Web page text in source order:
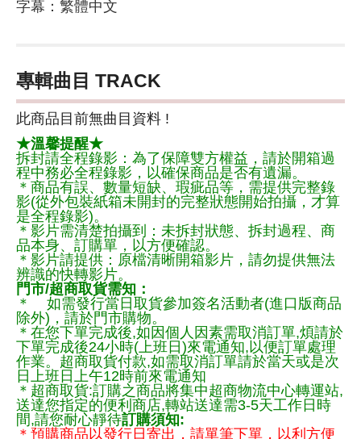
字幕：繁體中文
專輯曲目 TRACK
此商品目前無曲目資料 !
★溫馨提醒★
拆封請全程錄影：為了保障雙方權益，請於開箱過
程中務必全程錄影，以確保商品是否有遺漏。
＊商品有誤、數量短缺、瑕疵品等，需提供完整錄
影(從外包裝紙箱未開封的完整狀態開始拍攝，才算
是全程錄影)。
＊影片需清楚拍攝到：未拆封狀態、拆封過程、商
品本身、訂購單，以方便確認。
＊影片請提供：原檔清晰開箱影片，請勿提供無法
辨識的快轉影片。
門市/超商取貨需知：
＊ 如需發行當日取貨參加簽名活動者(進口版商品
除外)，請於門市購物。
＊在您下單完成後,如因個人因素需取消訂單,煩請於
下單完成後24小時(上班日)來電通知,以便訂單處理
作業。超商取貨付款,如需取消訂單請於當天或是次
日上班日上午12時前來電通知
＊超商取貨:訂購之商品將集中超商物流中心轉運站,
送達您指定的便利商店,轉站送達需3-5天工作日時
間,請您耐心靜待訂購須知:
＊預購商品以發行日寄出，請單筆下單，以利方便